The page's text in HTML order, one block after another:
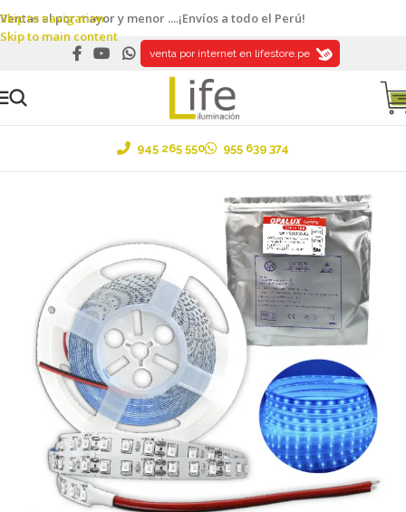
Skip to navigation
Skip to main content
Ventas al por mayor y menor ....¡Envíos a todo el Perú!
venta por internet en lifestore.pe
945 265 550 955 639 374